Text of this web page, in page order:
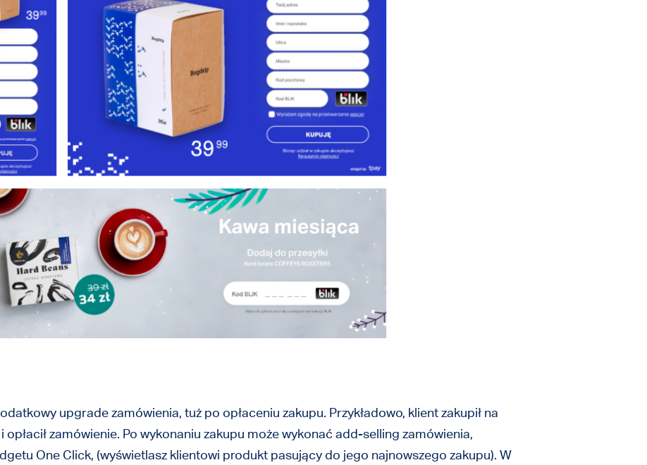
upgrade zamówienia, tuż po opłaceniu zakupu. Przykładowo, klient zakupił na
zamówienie. Po wykonaniu zakupu może wykonać add-selling zamówienia,
One Click, (wyświetlasz klientowi produkt pasujący do jego najnowszego zakupu). W